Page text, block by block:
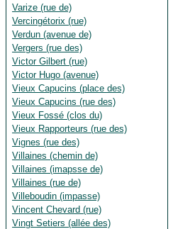
Varize (rue de)
Vercingétorix (rue)
Verdun (avenue de)
Vergers (rue des)
Victor Gilbert (rue)
Victor Hugo (avenue)
Vieux Capucins (place des)
Vieux Capucins (rue des)
Vieux Fossé (clos du)
Vieux Rapporteurs (rue des)
Vignes (rue des)
Villaines (chemin de)
Villaines (imapsse de)
Villaines (rue de)
Villeboudin (impasse)
Vincent Chevard (rue)
Vingt Setiers (allée des)